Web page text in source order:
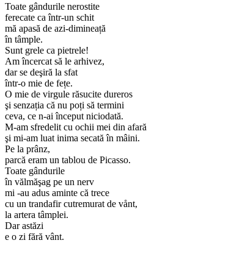
Toate gândurile nerostite
ferecate ca într-un schit
mă apasă de azi-dimineață
în tâmple.
Sunt grele ca pietrele!
Am încercat să le arhivez,
dar se deşiră la sfat
într-o mie de fețe.
O mie de virgule răsucite dureros
şi senzația că nu poți să termini
ceva, ce n-ai început niciodată.
M-am sfredelit cu ochii mei din afară
şi mi-am luat inima secată în mâini.
Pe la prânz,
parcă eram un tablou de Picasso.
Toate gândurile
în vălmăşag pe un nerv
mi -au adus aminte că trece
cu un trandafir cutremurat de vånt,
la artera tâmplei.
Dar astăzi
e o zi fără vânt.